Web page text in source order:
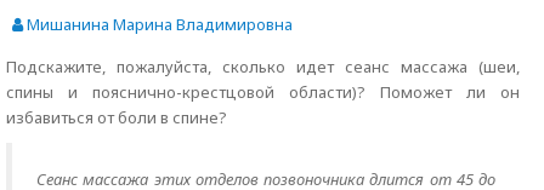
Мишанина Марина Владимировна
Подскажите, пожалуйста, сколько идет сеанс массажа (шеи,
спины и пояснично-крестцовой области)? Поможет ли он
избавиться от боли в спине?
Сеанс массажа этих отделов позвоночника длится от 45 до